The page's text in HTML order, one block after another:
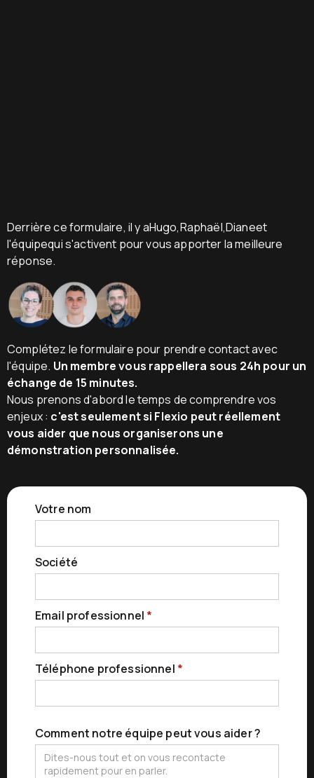
Derrière ce formulaire, il y aHugo,Raphaël,Dianeet
l'équipequi s'activent pour vous apporter la meilleure
réponse.
Complétez le formulaire pour prendre contact avec
l'équipe. Un membre vous rappellera sous 24h pour un
échange de 15 minutes.
Nous prenons d'abord le temps de comprendre vos
enjeux : c'est seulement si Flexio peut réellement
vous aider que nous organiserons une
démonstration personnalisée.
Votre nom
Société
Email professionnel *
Téléphone professionnel *
Comment notre équipe peut vous aider ?